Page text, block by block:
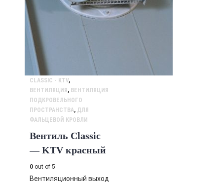
CLASSIC - KTV,
ВЕНТИЛЯЦИЯ , ВЕНТИЛЯЦИЯ
ПОДКРОВЕЛЬНОГО
ПРОСТРАНСТВА, ДЛЯ
ФАЛЬЦЕВОЙ КРОВЛИ
Вентиль Classic
— KTV красный
0 out of 5
Вентиляционный выход